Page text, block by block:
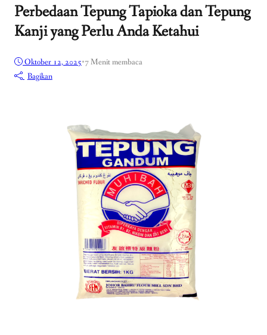
Perbedaan Tepung Tapioka dan Tepung
Kanji yang Perlu Anda Ketahui
Oktober 12, 2025•7 Menit membaca
Bagikan